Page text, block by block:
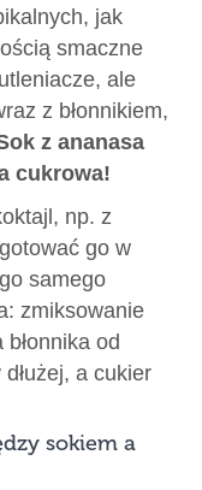
jak
smaczne
ale
z błonnikiem,
z ananasa
cukrowa!
np. z
go w
samego
zmiksowanie
od
a cukier
sokiem a